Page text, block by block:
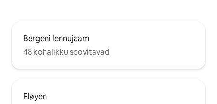
Bergeni lennujaam
48 kohalikku soovitavad
Fløyen